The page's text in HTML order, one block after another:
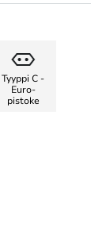
Tyyppi C -
Euro-
pistoke